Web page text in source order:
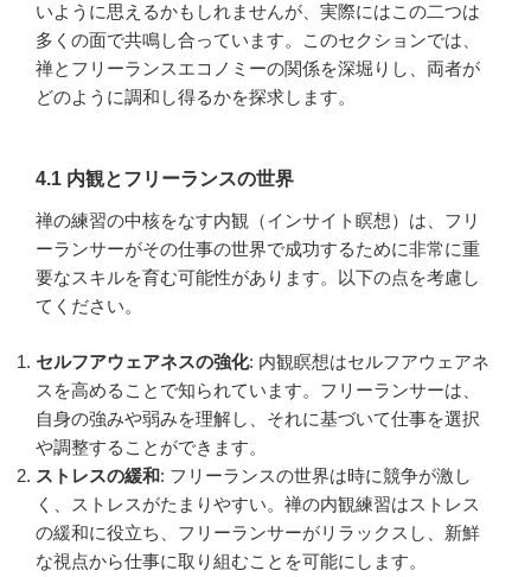
いように思えるかもしれませんが、実際にはこの二つは
多くの面で共鳴し合っています。このセクションでは、
禅とフリーランスエコノミーの関係を深堀りし、両者が
どのように調和し得るかを探求します。
4.1 内観とフリーランスの世界
禅の練習の中核をなす内観（インサイト瞑想）は、フリ
ーランサーがその仕事の世界で成功するために非常に重
要なスキルを育む可能性があります。以下の点を考慮し
てください。
セルフアウェアネスの強化: 内観瞑想はセルフアウェアネ
スを高めることで知られています。フリーランサーは、
自身の強みや弱みを理解し、それに基づいて仕事を選択
や調整することができます。
ストレスの緩和: フリーランスの世界は時に競争が激し
く、ストレスがたまりやすい。禅の内観練習はストレス
の緩和に役立ち、フリーランサーがリラックスし、新鮮
な視点から仕事に取り組むことを可能にします。